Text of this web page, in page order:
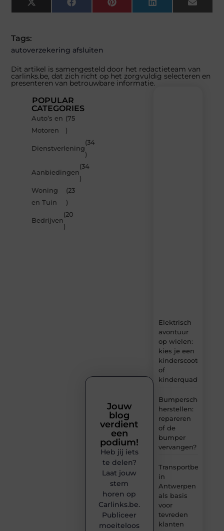
X
(Twitter)
FacebookPinterestLinkedInEmail
Tags:
autoverzekering afsluiten
Dit artikel is samengesteld door het redactieteam van
carlinks.be, dat zich richt op het zorgvuldig selecteren en
presenteren van betrouwbare informatie.
POPULAR
CATEGORIES
Auto’s en
Motoren
(75
)
Dienstverlening
(34
)
Aanbiedingen
(34
)
Woning
en Tuin
(23
)
Bedrijven
(20
)
Elektrisch
avontuur
op wielen:
kies je een
kinderscooter
of
kinderquad?
Bumperschade
herstellen:
repareren
of de
bumper
vervangen?
Transportbedrijf
in
Antwerpen
als basis
voor
tevreden
klanten
Jouw
blog
verdient
een
podium!
Heb jij iets
te delen?
Laat jouw
stem
horen op
Carlinks.be.
Publiceer
moeiteloos